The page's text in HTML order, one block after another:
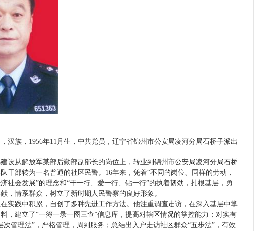
汉族， 1956年11 月生，中共党员，辽宁省锦州市公安局凌河分局石桥子派出
设从解放军某部后勤部副部长的岗位上，转业到锦州市公安局凌河分局石桥
干部转为一名普通的社区民警。 16年来，凭着“不同的岗位、同样的劳动，
社会发展”的理念和“干一行、爱一行、钻一行”的执着韧劲，扎根基层，勇
，情系群众，树立了新时期人民警察的良好形象。
实践中积累，自创了多种先进工作方法。他注重调查走访，在深入基层中掌
，建立了“一簿一录一图三查”信息库，提高对辖区情况的掌控能力；对实有
次管理法”，严格管理，周到服务；总结出入户走访社区群众“五步法”，有效